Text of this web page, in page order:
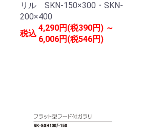
リル SKN-150×300・SKN-
200×400
税込
4,290円(税390円) ～
6,006円(税546円)